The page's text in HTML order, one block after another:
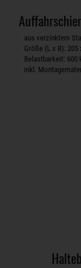
aus verzinktem
Größe (L x B): 205
Belastbarkeit: 600
inkl.